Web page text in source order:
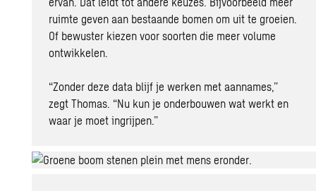
ruimte geven aan bestaande bomen om uit te groeien.
Of bewuster kiezen voor soorten die meer volume
ontwikkelen.
“Zonder deze data blijf je werken met aannames,”
zegt Thomas. “Nu kun je onderbouwen wat werkt en
waar je moet ingrijpen.”